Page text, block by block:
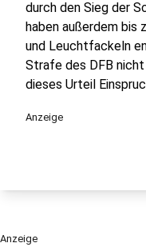
durch den Sieg der
haben außerdem bis
und Leuchtfackeln
Strafe des DFB
dieses Urteil
Anzeige
Anzeige